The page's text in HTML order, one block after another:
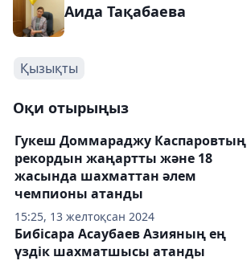
Аида Тақабаева
Қызықты
Оқи отырыңыз
15:25, 13 желтоқсан 2024
Гукеш Доммараджу Каспаровтың
рекордын жаңартты және 18
жасында шахматтан әлем
чемпионы атанды
Бибісара Асаубаев Азияның ең
үздік шахматшысы атанды